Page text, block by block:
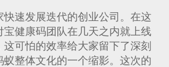
速发展迭代的创业公司。在这
宝健康码团队在几天之内就上线
可怕的效率给大家留下了深刻
蚁整体文化的一个缩影。这次的